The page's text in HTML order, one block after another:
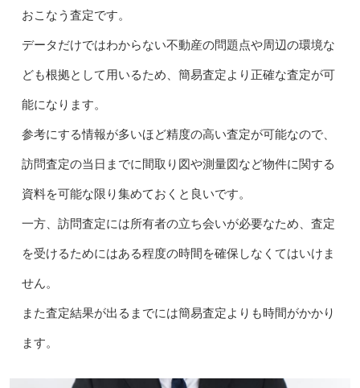
おこなう査定です。
データだけではわからない不動産の問題点や周辺の環境な
ども根拠として用いるため、簡易査定より正確な査定が可
能になります。
参考にする情報が多いほど精度の高い査定が可能なので、
訪問査定の当日までに間取り図や測量図など物件に関する
資料を可能な限り集めておくと良いです。
一方、訪問査定には所有者の立ち会いが必要なため、査定
を受けるためにはある程度の時間を確保しなくてはいけま
せん。
また査定結果が出るまでには簡易査定よりも時間がかかり
ます。